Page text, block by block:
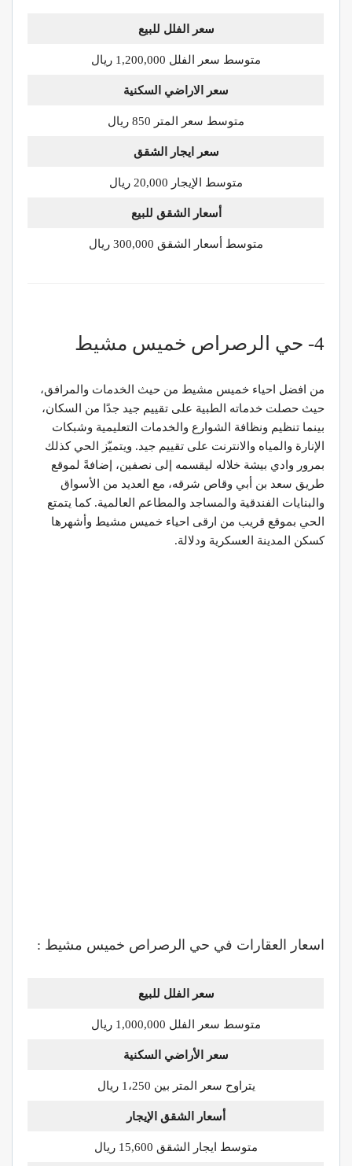
سعر الفلل للبيع
متوسط سعر الفلل 1,200,000 ريال
سعر الاراضي السكنية
متوسط سعر المتر 850 ريال
سعر ايجار الشقق
متوسط الإيجار 20,000 ريال
أسعار الشقق للبيع
متوسط أسعار الشقق 300,000 ريال
4- حي الرصراص خميس مشيط
من افضل احياء خميس مشيط من حيث الخدمات والمرافق،
حيث حصلت خدماته الطبية على تقييم جيد جدًا من السكان،
بينما تنظيم ونظافة الشوارع والخدمات التعليمية وشبكات
الإنارة والمياه والانترنت على تقييم جيد. ويتميّز الحي كذلك
بمرور وادي بيشة خلاله ليقسمه إلى نصفين، إضافةً لموقع
طريق سعد بن أبي وقاص شرقه، مع العديد من الأسواق
والبنايات الفندقية والمساجد والمطاعم العالمية. كما يتمتع
الحي بموقع قريب من ارقى احياء خميس مشيط وأشهرها
كسكن المدينة العسكرية ودلالة.
اسعار العقارات في حي الرصراص خميس مشيط :
سعر الفلل للبيع
متوسط سعر الفلل 1,000,000 ريال
سعر الأراضي السكنية
يتراوح سعر المتر بين 1،250 ريال
أسعار الشقق الإيجار
متوسط ايجار الشقق 15,600 ريال